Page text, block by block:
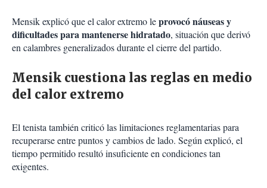
Mensik explicó que el calor extremo leprovocó náuseas y
dificultades para mantenerse hidratado, situación que derivó
en calambres generalizados durante el cierre del partido.
Mensik cuestiona las reglas en medio
del calor extremo
El tenista también criticó las limitaciones reglamentarias para
recuperarse entre puntos y cambios de lado. Según explicó, el
tiempo permitido resultó insuficiente en condiciones tan
exigentes.